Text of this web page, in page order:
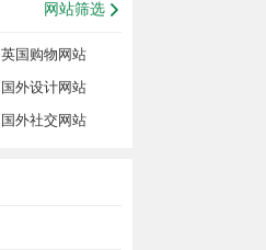
网站筛选
英国购物网站
国外设计网站
国外社交网站